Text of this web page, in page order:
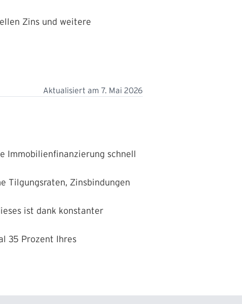
Zins und weitere
Aktualisiert am 7. Mai 2026
Immobilienfinanzierung schnell
Tilgungsraten, Zinsbindungen
ist dank konstanter
35 Prozent Ihres